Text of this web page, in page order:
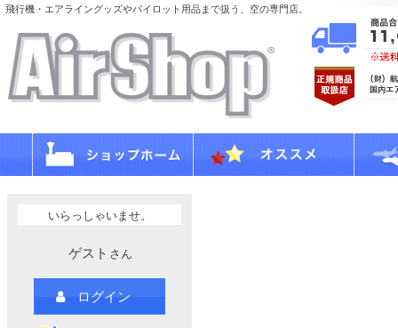
飛行機・エアライングッズやパイロット用品まで扱う、空の専門店。
いらっしゃいませ。
ゲスト さん
ログイン